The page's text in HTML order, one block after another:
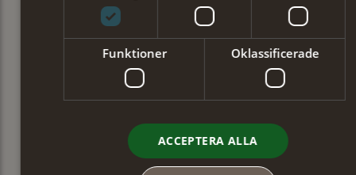
Funktioner Oklassificerade
ACCEPTERA ALLA